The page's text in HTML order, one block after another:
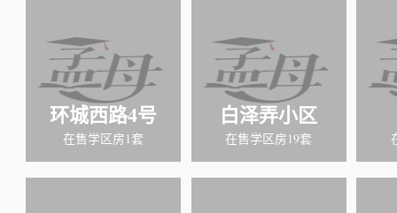
环城西路4号
在售学区房1套
白泽弄小区
在售学区房19套